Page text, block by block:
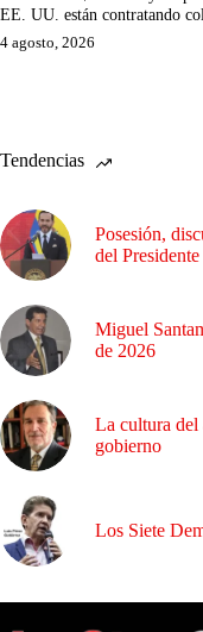
EE. UU. están contratando
4 agosto, 2026
Tendencias
Posesión,
del
Miguel
de 2026
La cultura del
gobierno
Los Siete